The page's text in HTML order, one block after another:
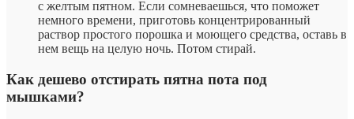
с желтым пятном. Если сомневаешься, что поможет
немного времени, приготовь концентрированный
раствор простого порошка и моющего средства, оставь в
нем вещь на целую ночь. Потом стирай.
Как дешево отстирать пятна пота под
мышками?